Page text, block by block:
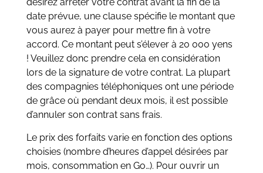
date prévue, une clause spécifie le montant que
vous aurez à payer pour mettre fin à votre
accord. Ce montant peut s’élever à 20 000 yens
! Veuillez donc prendre cela en considération
lors de la signature de votre contrat. La plupart
des compagnies téléphoniques ont une période
de grâce où pendant deux mois, il est possible
d’annuler son contrat sans frais.
Le prix des forfaits varie en fonction des options
choisies (nombre d’heures d’appel désirées par
mois, consommation en Go…). Pour ouvrir un